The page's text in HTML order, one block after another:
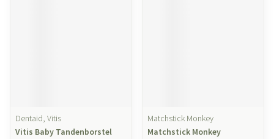
Dentaid, Vitis
Vitis Baby Tandenborstel
Matchstick Monkey
Matchstick Monkey